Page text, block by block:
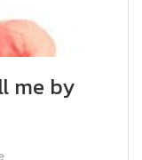
me by